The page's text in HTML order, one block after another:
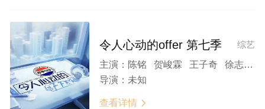
综艺
令人心动的offer 第七季
主演： 陈铭 贺峻霖 王子奇 徐志胜 张泉灵
导演： 未知
查看详情 